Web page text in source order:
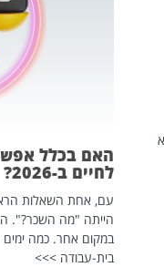
האם בכלל אפשר
לחיים ב-2026?
עם, אחת השאלות
הייתה "מה השכר?".
במקום אחר. כמה ימים
בית-עבודה >>>